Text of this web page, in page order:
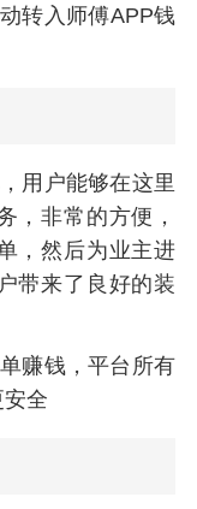
转入师傅APP钱
用户能够在这里
，非常的方便，
，然后为业主进
带来了良好的装
赚钱，平台所有
全